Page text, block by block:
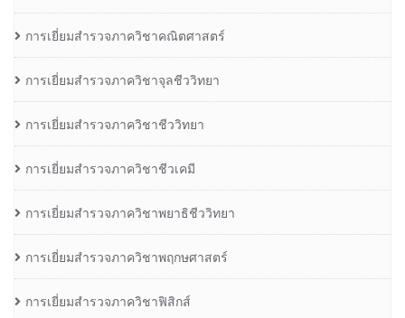
การเยี่ยมสำรวจภาควิชาคณิตศาสตร์
การเยี่ยมสำรวจภาควิชาจุลชีววิทยา
การเยี่ยมสำรวจภาควิชาชีววิทยา
การเยี่ยมสำรวจภาควิชาชีวเคมี
การเยี่ยมสำรวจภาควิชาพยาธิชีววิทยา
การเยี่ยมสำรวจภาควิชาพฤกษศาสตร์
การเยี่ยมสำรวจภาควิชาฟิสิกส์